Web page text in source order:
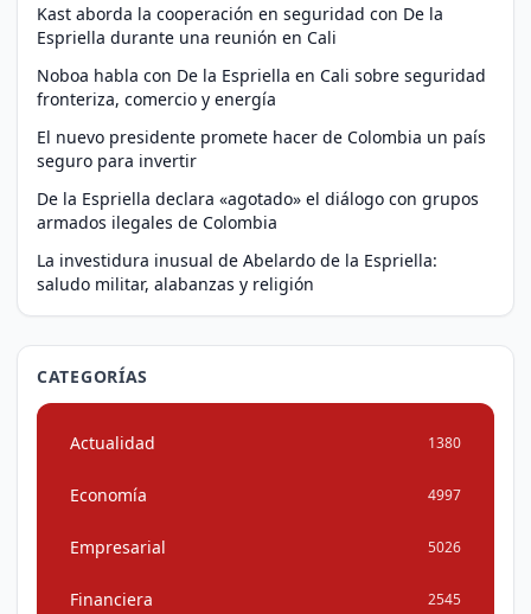
Kast aborda la cooperación en seguridad con De la
Espriella durante una reunión en Cali
Noboa habla con De la Espriella en Cali sobre seguridad
fronteriza, comercio y energía
El nuevo presidente promete hacer de Colombia un país
seguro para invertir
De la Espriella declara «agotado» el diálogo con grupos
armados ilegales de Colombia
La investidura inusual de Abelardo de la Espriella:
saludo militar, alabanzas y religión
CATEGORÍAS
Actualidad 1380
Economía 4997
Empresarial 5026
Financiera 2545